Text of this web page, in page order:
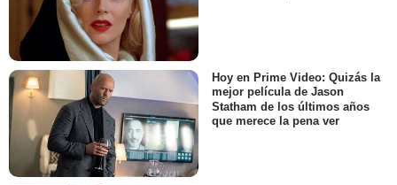
Hoy en Prime Video: Quizás la
mejor película de Jason
Statham de los últimos años
que merece la pena ver